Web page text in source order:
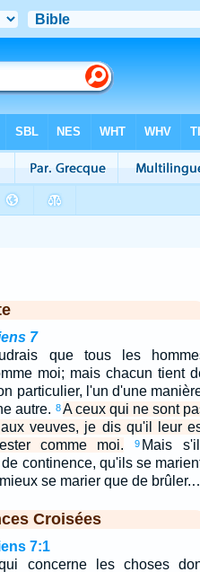
7
que tous les
moi; mais chacun tient
particulier, l'un d'une
autre. 8A ceux qui ne sont
veuves, je dis qu'il leur
comme moi.
9 Mais
continence, qu'ils se
se marier que de
Croisées
7:1
concerne les choses